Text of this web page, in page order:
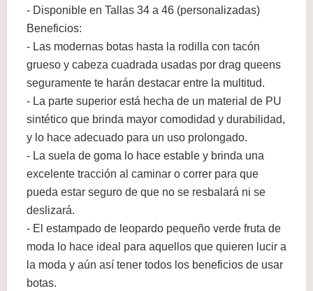
- Disponible en Tallas 34 a 46 (personalizadas)
Beneficios:
- Las modernas botas hasta la rodilla con tacón
grueso y cabeza cuadrada usadas por drag queens
seguramente te harán destacar entre la multitud.
- La parte superior está hecha de un material de PU
sintético que brinda mayor comodidad y durabilidad,
y lo hace adecuado para un uso prolongado.
- La suela de goma lo hace estable y brinda una
excelente tracción al caminar o correr para que
pueda estar seguro de que no se resbalará ni se
deslizará.
- El estampado de leopardo pequeño verde fruta de
moda lo hace ideal para aquellos que quieren lucir a
la moda y aún así tener todos los beneficios de usar
botas.